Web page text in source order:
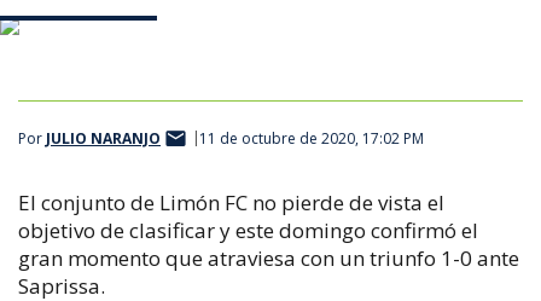
Por JULIO NARANJO 11 de octubre de 2020, 17:02 PM
El conjunto de Limón FC no pierde de vista el
objetivo de clasificar y este domingo confirmó el
gran momento que atraviesa con un triunfo 1-0 ante
Saprissa.